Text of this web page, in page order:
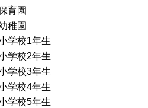
育園
稚園
学校1年生
学校2年生
学校3年生
学校4年生
学校5年生